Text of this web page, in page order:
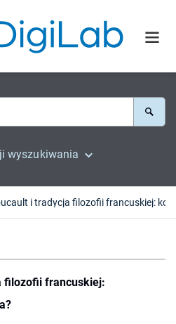
wyszukiwania
filozofii francuskiej: